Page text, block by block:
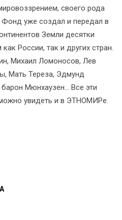
своего рода
Фонд уже создал и передал в
Земли десятки
России, так и других стран.
Михаил Ломоносов, Лев
Мать Тереза, Эдмунд
Мюнхаузен... Все эти
увидеть и в ЭТНОМИРе.